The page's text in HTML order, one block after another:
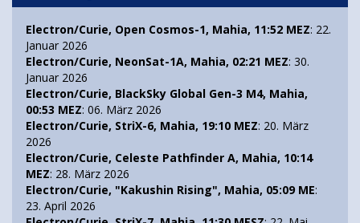
Electron/Curie, Open Cosmos-1, Mahia, 11:52 MEZ: 22.
Januar 2026
Electron/Curie, NeonSat-1A, Mahia, 02:21 MEZ: 30.
Januar 2026
Electron/Curie, BlackSky Global Gen-3 M4, Mahia,
00:53 MEZ: 06. März 2026
Electron/Curie, StriX-6, Mahia, 19:10 MEZ: 20. März
2026
Electron/Curie, Celeste Pathfinder A, Mahia, 10:14
MEZ: 28. März 2026
Electron/Curie, "Kakushin Rising", Mahia, 05:09 ME:
23. April 2026